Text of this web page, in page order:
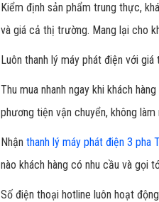
Kiểm định sản phẩm trung thực,
và giá cả thị trường. Mang lại cho
Luôn thanh lý máy phát điện với
Thu mua nhanh ngay khi khách
phương tiện vận chuyển, không
Nhận thanh lý máy phát điện 3 pha
nào khách hàng có nhu cầu và gọi
Số điện thoại hotline luôn hoạt